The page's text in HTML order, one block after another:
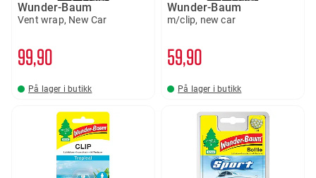
Wunder-Baum
Vent wrap, New Car
99 90
På lager i butikk
Wunder-Baum
m/clip, new car
59 90
På lager i butikk